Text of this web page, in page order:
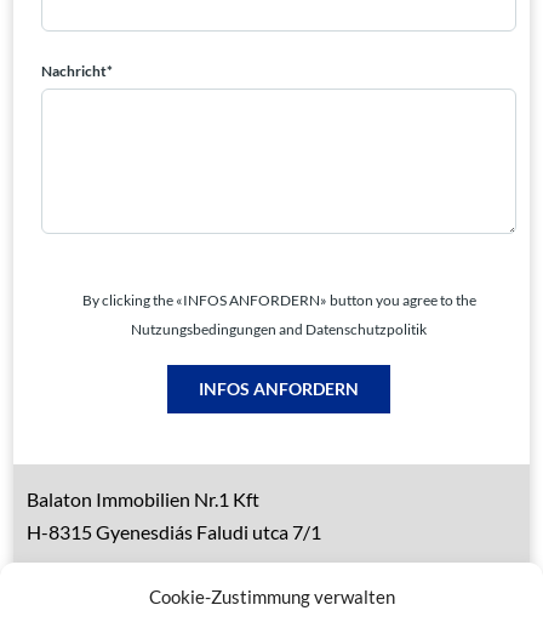
Cookie-Zustimmung verwalten
Nachricht*
By clicking the «INFOS ANFORDERN» button you agree to the
Nutzungsbedingungen and Datenschutzpolitik
INFOS ANFORDERN
Balaton Immobilien Nr.1 Kft
H-8315 Gyenesdiás Faludi utca 7/1